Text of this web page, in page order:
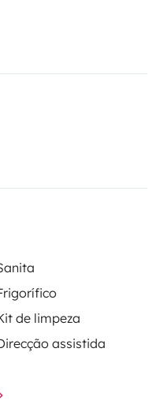
principales :
pour une
de limpeza
assistida